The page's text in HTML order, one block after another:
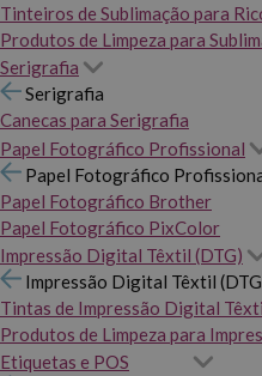
Tinteiros de Sublimação para
Produtos de Limpeza para
Serigrafia
Serigrafia
Canecas para Serigrafia
Papel Fotográfico Profissional
Papel Fotográfico
Papel Fotográfico Brother
Papel Fotográfico PixColor
Impressão Digital Têxtil (DTG)
Impressão Digital Têxtil
Tintas de Impressão Digital
Produtos de Limpeza para
Etiquetas e POS